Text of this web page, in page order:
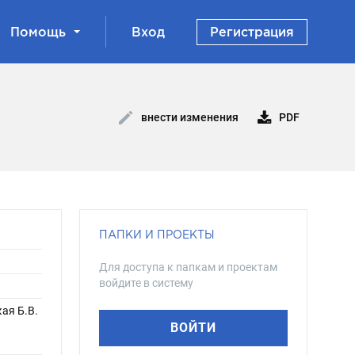
Помощь Вход Регистрация
внести изменения PDF
Б.В.
ПАПКИ И ПРОЕКТЫ
Для доступа к папкам и проектам
войдите в систему
ВОЙТИ